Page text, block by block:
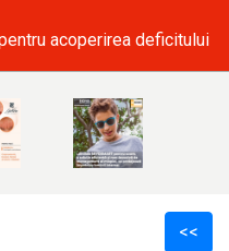
acoperirea deficitului
<<